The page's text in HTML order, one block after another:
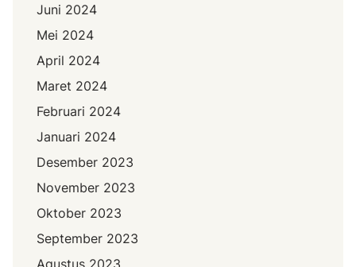
Juni 2024
Mei 2024
April 2024
Maret 2024
Februari 2024
Januari 2024
Desember 2023
November 2023
Oktober 2023
September 2023
Agustus 2023